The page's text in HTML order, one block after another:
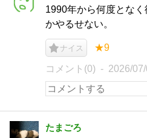
1990年から何度とな
かやるせない。
ナイス ★9
コメント(0) 2026/
たまごろ